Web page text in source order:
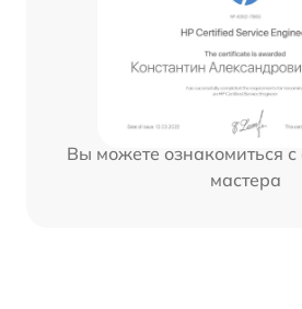
Вы можете ознакомиться
мастера